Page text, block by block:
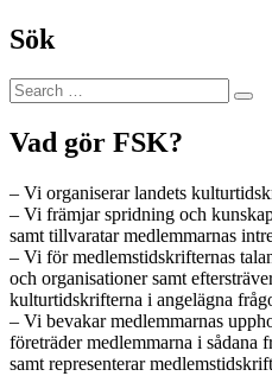
Sök
Search
for:
Vad gör FSK?
– Vi organiserar landets
– Vi främjar spridning och
samt tillvaratar medlemmarnas
– Vi för medlemstidskrifternas
och organisationer samt
kulturtidskrifterna i angelägna
– Vi bevakar medlemmarnas
företräder medlemmarna i sådana
samt representerar